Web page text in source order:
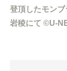
登頂したモン
岩稜にて ©U-